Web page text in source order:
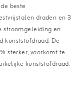
beste
draden en 3
stroomgeleiding en
kunststofdraad. De
sterker, voorkomt te
kunststofdraad.